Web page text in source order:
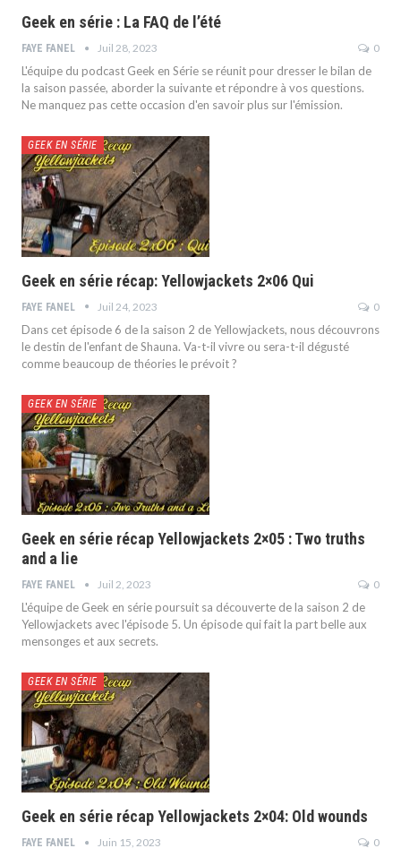
Geek en série : La FAQ de l’été
FAYE FANEL Juil 28, 2023 0
L'équipe du podcast Geek en Série se réunit pour dresser le bilan de
la saison passée, aborder la suivante et répondre à vos questions.
Ne manquez pas cette occasion d'en savoir plus sur l'émission.
GEEK EN SÉRIE
Geek en série récap: Yellowjackets 2×06 Qui
FAYE FANEL Juil 24, 2023 0
Dans cet épisode 6 de la saison 2 de Yellowjackets, nous découvrons
le destin de l'enfant de Shauna. Va-t-il vivre ou sera-t-il dégusté
comme beaucoup de théories le prévoit ?
GEEK EN SÉRIE
Geek en série récap Yellowjackets 2×05 : Two truths
and a lie
FAYE FANEL Juil 2, 2023 0
L'équipe de Geek en série poursuit sa découverte de la saison 2 de
Yellowjackets avec l'épisode 5. Un épisode qui fait la part belle aux
mensonges et aux secrets.
GEEK EN SÉRIE
Geek en série récap Yellowjackets 2×04: Old wounds
FAYE FANEL Juin 15, 2023 0